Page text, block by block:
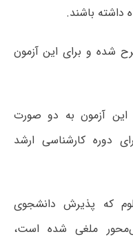
داشته باشند.
شده و برای این آزمون
این آزمون به دو صورت
دوره کارشناسی ارشد
سال ۹۵ وزارت علوم که پذیرش دانشجوی
ملغی شده است،